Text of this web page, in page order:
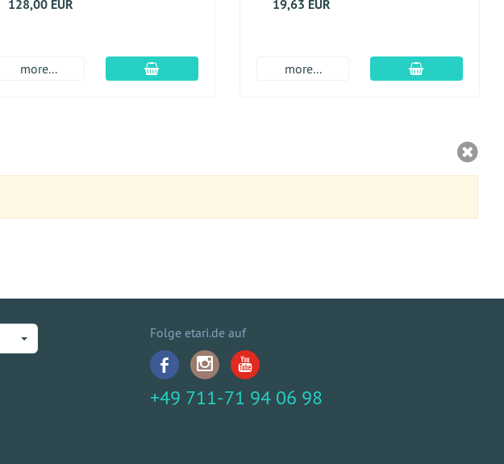
128,00 EUR
more... dodaj do koszyka
19,63 EUR
more... dodaj do
Folge etari.de auf
+49 711-71 94 06 98